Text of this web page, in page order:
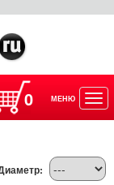
0 МЕНЮ